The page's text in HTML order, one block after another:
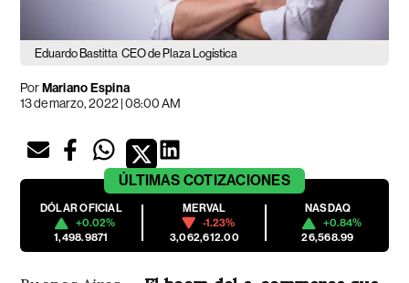
Eduardo Bastitta CEO de Plaza Logística
PorMariano Espina
13 de marzo, 2022 | 08:00 AM
ÚLTIMAS COTIZACIONES
DÓLAR OFICIAL
+0.02%
1,498.9871
MERVAL
-1.23%
3,062,612.00
NASDAQ
+0.84%
26,568.99